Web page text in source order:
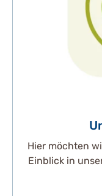
Hier möchten
Einblick in